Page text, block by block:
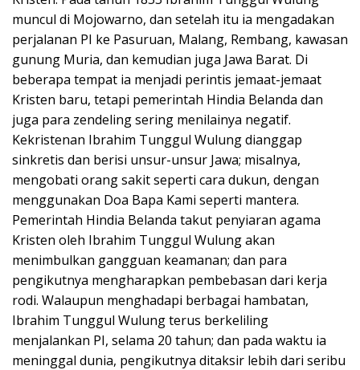
muncul di Mojowarno, dan setelah itu ia mengadakan
perjalanan PI ke Pasuruan, Malang, Rembang, kawasan
gunung Muria, dan kemudian juga Jawa Barat. Di
beberapa tempat ia menjadi perintis jemaat-jemaat
Kristen baru, tetapi pemerintah Hindia Belanda dan
juga para zendeling sering menilainya negatif.
Kekristenan Ibrahim Tunggul Wulung dianggap
sinkretis dan berisi unsur-unsur Jawa; misalnya,
mengobati orang sakit seperti cara dukun, dengan
menggunakan Doa Bapa Kami seperti mantera.
Pemerintah Hindia Belanda takut penyiaran agama
Kristen oleh Ibrahim Tunggul Wulung akan
menimbulkan gangguan keamanan; dan para
pengikutnya mengharapkan pembebasan dari kerja
rodi. Walaupun menghadapi berbagai hambatan,
Ibrahim Tunggul Wulung terus berkeliling
menjalankan PI, selama 20 tahun; dan pada waktu ia
meninggal dunia, pengikutnya ditaksir lebih dari seribu